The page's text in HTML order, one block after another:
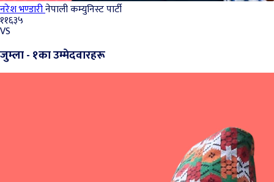
नरेश भण्‍डारीनेपाली कम्युनिस्ट पार्टी
११६३५
VS
जुम्ला - १का उम्मेदवारहरू